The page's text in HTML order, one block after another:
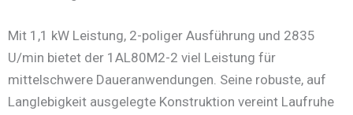
Mit 1,1 kW Leistung, 2-poliger Ausführung und 2835
U/min bietet der 1AL80M2-2 viel Leistung für
mittelschwere Daueranwendungen. Seine robuste, auf
Langlebigkeit ausgelegte Konstruktion vereint Laufruhe